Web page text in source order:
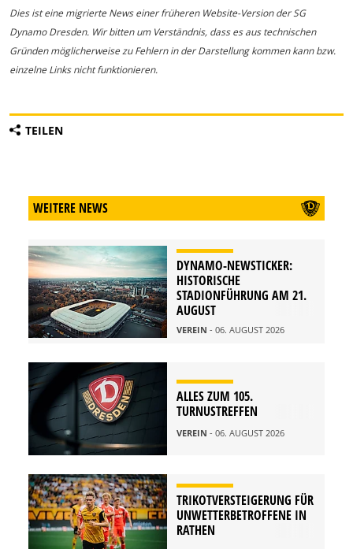
Dies ist eine migrierte News einer früheren Website-Version der SG
Dynamo Dresden. Wir bitten um Verständnis, dass es aus technischen
Gründen möglicherweise zu Fehlern in der Darstellung kommen kann bzw.
einzelne Links nicht funktionieren.
TEILEN
WEITERE NEWS
DYNAMO-NEWSTICKER:
HISTORISCHE
STADIONFÜHRUNG AM 21.
AUGUST
VEREIN - 06. AUGUST 2026
ALLES ZUM 105.
TURNUSTREFFEN
VEREIN - 06. AUGUST 2026
TRIKOTVERSTEIGERUNG FÜR
UNWETTERBETROFFENE IN
RATHEN